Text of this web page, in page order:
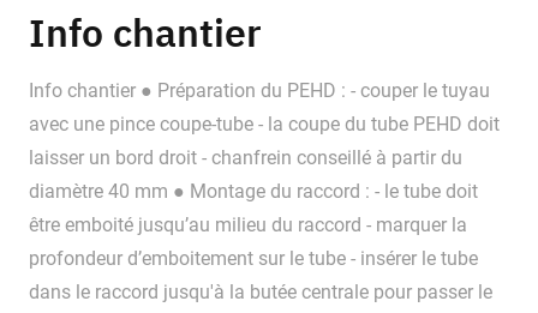
Info chantier
Info chantier ● Préparation du PEHD : - couper le tuyau
avec une pince coupe-tube - la coupe du tube PEHD doit
laisser un bord droit - chanfrein conseillé à partir du
diamètre 40 mm ● Montage du raccord : - le tube doit
être emboité jusqu’au milieu du raccord - marquer la
profondeur d’emboitement sur le tube - insérer le tube
dans le raccord jusqu'à la butée centrale pour passer le